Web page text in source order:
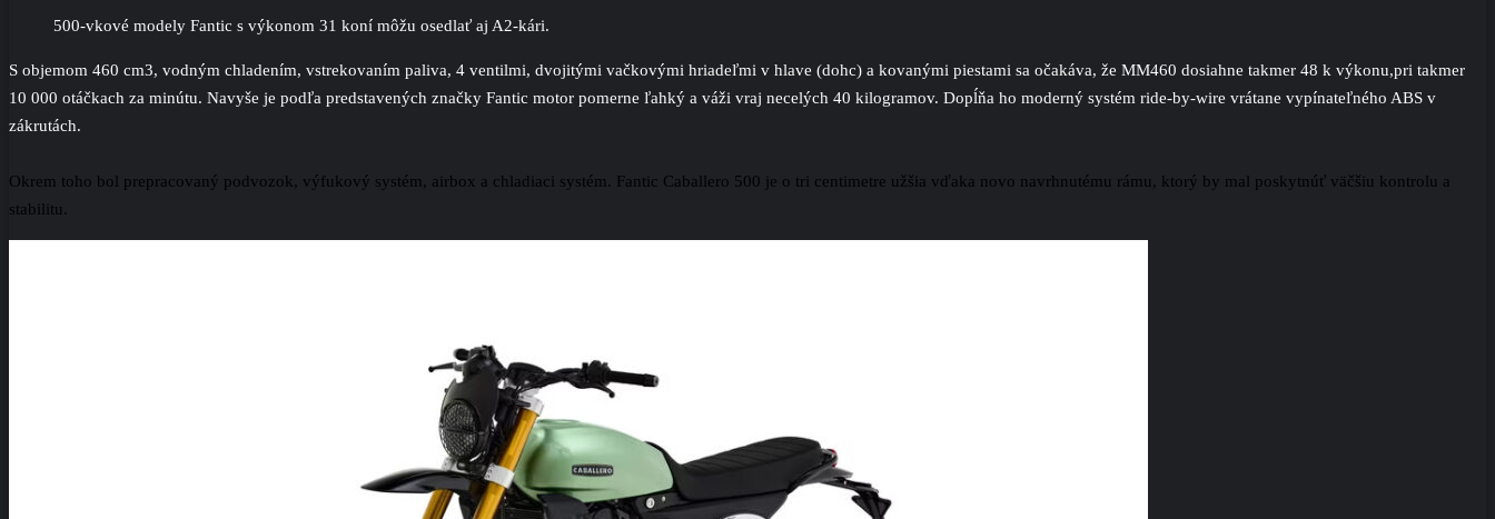
500-vkové modely Fantic s výkonom 31 koní môžu osedlať aj A2-kári.
S objemom 460 cm3, vodným chladením, vstrekovaním paliva, 4 ventilmi, dvojitými vačkovými hriadeľmi v hlave (dohc) a kovanými piestami sa očakáva, že MM460 dosiahne takmer 48 k výkonu,pri takmer
10 000 otáčkach za minútu. Navyše je podľa predstavených značky Fantic motor pomerne ľahký a váži vraj necelých 40 kilogramov. Dopĺňa ho moderný systém ride-by-wire vrátane vypínateľného ABS v
zákrutách.
Okrem toho bol prepracovaný podvozok, výfukový systém, airbox a chladiaci systém. Fantic Caballero 500 je o tri centimetre užšia vďaka novo navrhnutému rámu, ktorý by mal poskytnúť väčšiu kontrolu a
stabilitu.